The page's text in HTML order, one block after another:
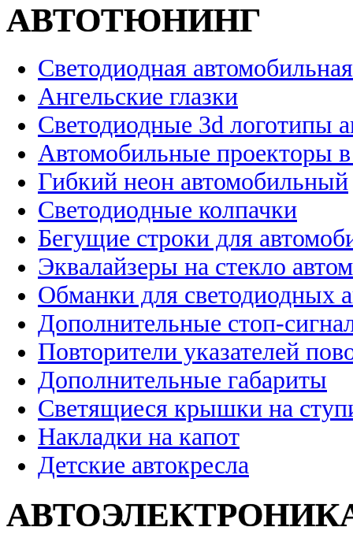
АВТОТЮНИНГ
Светодиодная
Ангельские глазки
Светодиодные 3d логотипы
Автомобильные проекторы
Гибкий неон автомобильный
Светодиодные колпачки
Бегущие строки для
Эквалайзеры на стекло
Обманки для светодиодных
Дополнительные стоп-
Повторители указателей
Дополнительные габариты
Светящиеся крышки на
Накладки на капот
Детские автокресла